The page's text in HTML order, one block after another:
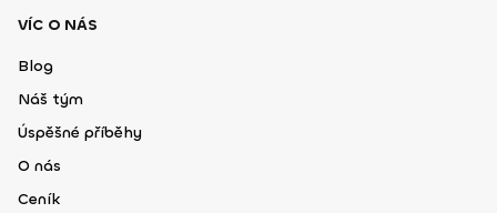
VÍC O NÁS
Blog
Náš tým
Úspěšné příběhy
O nás
Ceník